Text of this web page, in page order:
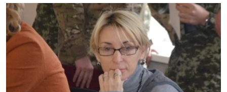
İNSAN AQLARI
VİDEO
SÜRET